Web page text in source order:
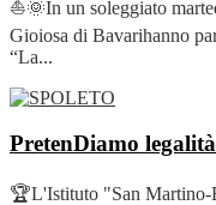
⛵🌞In un soleggiato
Gioiosa di Bavarihanno
“La...
PretenDiamo
🏆L'Istituto "San Martino-